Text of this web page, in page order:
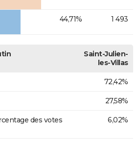
44,71% 1 493
Saint-Julien-
les-Villas
72,42%
27,58%
des votes
6,02%